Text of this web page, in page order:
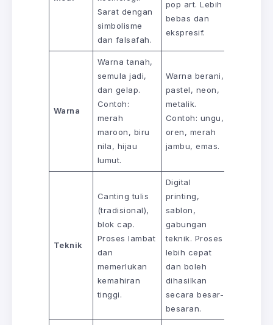
Sarat dengan
simbolisme
dan falsafah.
pop art. Lebih
bebas dan
ekspresif.
Warna
Warna tanah,
semula jadi,
dan gelap.
Contoh:
merah
maroon, biru
nila, hijau
lumut.
Warna berani,
pastel, neon,
metalik.
Contoh: ungu,
oren, merah
jambu, emas.
Teknik
Canting tulis
(tradisional),
blok cap.
Proses lambat
dan
memerlukan
kemahiran
tinggi.
Digital
printing,
sablon,
gabungan
teknik. Proses
lebih cepat
dan boleh
dihasilkan
secara besar-
besaran.